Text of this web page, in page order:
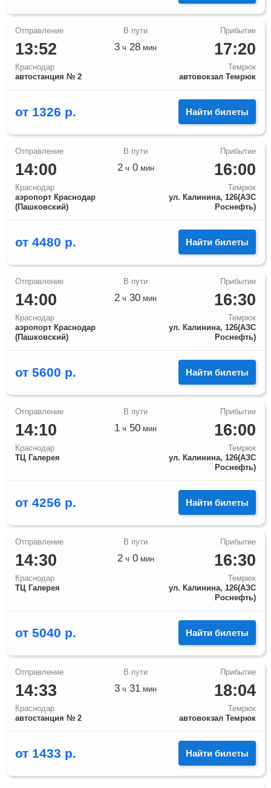
13:52
Краснодар
автостанция № 2
17:20
Темрюк
автовокзал Темрюк
3 ч 28 мин
от 1326 р. Найти билеты
14:00
Краснодар
аэропорт Краснодар
(Пашковский)
16:00
Темрюк
ул. Калинина, 126(АЗС
Роснефть)
2ч 0мин
от 4480 р. Найти билеты
14:00
Краснодар
аэропорт Краснодар
(Пашковский)
16:30
Темрюк
ул. Калинина, 126(АЗС
Роснефть)
2 ч 30 мин
от 5600 р. Найти билеты
14:10
Краснодар
ТЦ Галерея
16:00
Темрюк
ул. Калинина, 126(АЗС
Роснефть)
1 ч 50 мин
от 4256 р. Найти билеты
14:30
Краснодар
ТЦ Галерея
16:30
Темрюк
ул. Калинина, 126(АЗС
Роснефть)
2ч 0мин
от 5040 р. Найти билеты
14:33
Краснодар
автостанция № 2
18:04
Темрюк
автовокзал Темрюк
3 ч 31 мин
от 1433 р. Найти билеты